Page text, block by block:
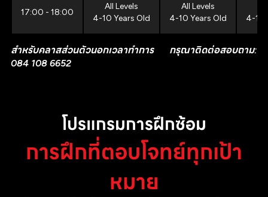
17:00 - 18:00
All Levels
4-10 Years Old
All Levels
4-10 Years Old
4-10
สำหรับคลาสส่วนตัวนอกเวลาทำการ กรุณาติดต่อสอบถาม:
084 108 6652
โปรแกรมการฝึกซ้อม
การฝึกที่ตอบโจทย์ทุกเป้า
หมาย